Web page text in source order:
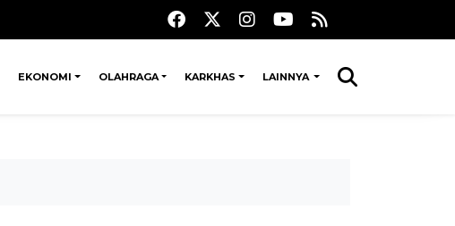
EKONOMI OLAHRAGA KARKHAS LAINNYA